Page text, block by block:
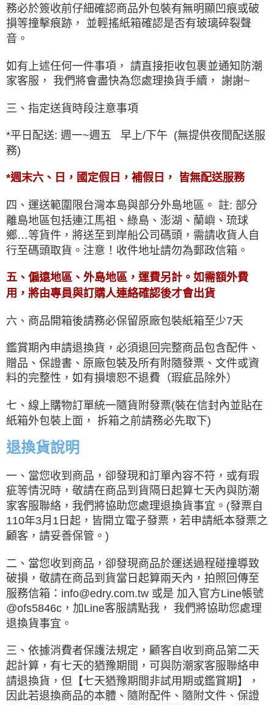
務必於簽收前仔細確認商品外包裝有無明顯凹痕或破
損等撞擊痕跡， 並輕搖紙箱確認是否有玻璃碎裂聲
音。
如有上述任何一件事項， 請直接拒收包裹並通知防潮
家客服， 我們將會盡快為您處理換貨手續 ， 謝謝~
三、指定送貨時段注意事項
*平日配送: 週一~週五 早上/下午 (無提供夜間配送服
務)
*週末六、日，國定假日，補假日， 皆無配送服務
四、運送範圍限台灣本島與部分外島地區。 註: 部分
離島地區包括連江馬祖、綠島、澎湖、蘭嶼、琉球
鄉…等貨件，將送至到岸船公司碼頭，需請收貨人自
行至碼頭取貨。注意！收件地址請勿為郵政信箱。
五、偏遠地區、外島地區，運費另計。如需額外費
用，將由專員與訂購人連絡確認後才會出貨
六、商品開箱後請務必保留原廠包裝紙箱至少7天
鑑賞期內申請退換貨，必須退回完整商品包含配件、
贈品、保證書、原廠包裝及所有附隨發票、文件或資
料的完整性，如有損壞恕不退費（瑕疵品除外）
七、線上購物訂單統一隨貨附發票(裝在信封內並貼在
紙箱外包裝上面， 拆箱之前請務必先取下)
退換貨說明
一、當您收到商品，卻發現和訂單內容不符，或有瑕
疵等情況時，敬請在商品到貨隔日起算七天內與防潮
家客服聯絡，我們將協助您處理退換貨事宜。(發票自
110年3月1日起，皆開立電子發票，若申請紙本發票之
顧客，請妥善保管。)
二、當您收到商品，卻發現商品於運送過程碰撞導致
破損，敬請在商品到貨當日起算兩天內，拍照回傳至
服務信箱：info@edry.com.tw 或是 加入官方Line帳號
@ofs5846c，加Line客服請點我， 我們將協助您處理
退換貨事宜。
三、依據消費者保護法規定，顧客自收到商品第二天
起計算，有七天的猶豫期間，可與防潮家客服聯絡申
請退換貨，但【七天猶豫期間非試用期或鑑賞期】，
因此若退換商品的本體、隨附配件、隨附文件、保證